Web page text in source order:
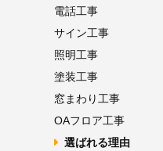
電話工事
サイン工事
照明工事
塗装工事
窓まわり工事
OAフロア工事
選ばれる理由